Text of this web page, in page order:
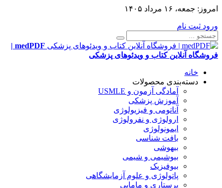
امروز: جمعه، ۱۶ مرداد ۱۴۰۵
ورود ثبت نام
medPDF |
فروشگاه آنلاین کتاب و ویدئوهای پزشکی
خانه
دسته‌بندی محصولات
آمادگی آزمون و USMLE
آموزش پزشکی
آناتومی و فیزیولوژی
ارولوژی و نفرولوژی
ایمونولوژی
بافت شناسی
بیهوشی
بیوشیمی و شیمی
بیوفیزیک
پاتولوژی و علوم آزمایشگاهی
پرستاری و مامایی